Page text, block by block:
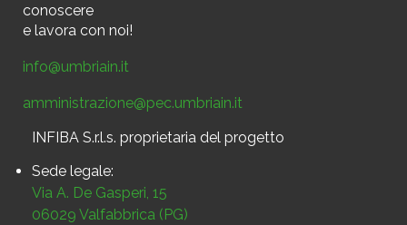
conoscere
e lavora con noi!
info@umbriain.it
amministrazione@pec.umbriain.it
INFIBA S.r.l.s. proprietaria del progetto
Sede legale:
Via A. De Gasperi, 15
06029 Valfabbrica (PG)